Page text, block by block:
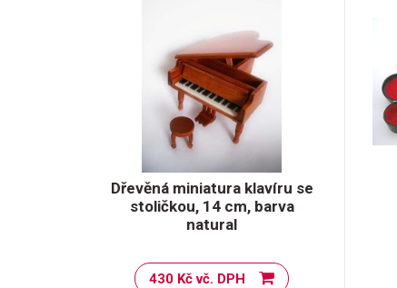
Dřevěná miniatura klavíru se
stoličkou, 14 cm, barva
natural
430 Kč vč. DPH